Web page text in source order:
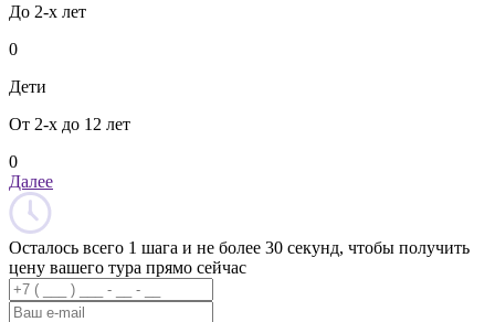
До 2-х лет
0
Дети
От 2-х до 12 лет
0
Далее
Осталось всего 1 шага и не более 30 секунд, чтобы получить
цену вашего тура прямо сейчас